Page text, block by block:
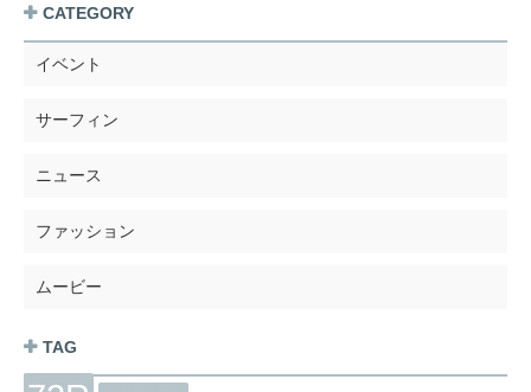
CATEGORY
イベント
サーフィン
ニュース
ファッション
ムービー
TAG